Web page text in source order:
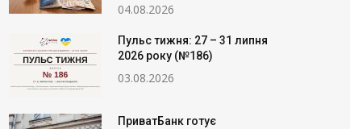
04.08.2026
Пульс тижня: 27 – 31 липня
2026 року (№186)
03.08.2026
ПриватБанк готує